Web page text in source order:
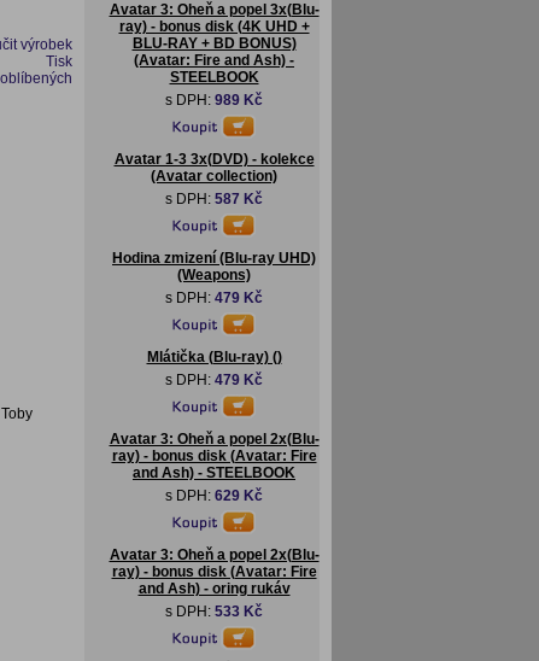
výrobek
Tisk
Avatar 3: Oheň a popel 3x(Blu-
ray) - bonus disk (4K UHD +
BLU-RAY + BD BONUS)
(Avatar: Fire and Ash) -
STEELBOOK
s DPH: 989 Kč
Avatar 1-3 3x(DVD) - kolekce
(Avatar collection)
s DPH: 587 Kč
Hodina zmizení (Blu-ray UHD)
(Weapons)
s DPH: 479 Kč
Mlátička (Blu-ray) ()
s DPH: 479 Kč
Avatar 3: Oheň a popel 2x(Blu-
ray) - bonus disk (Avatar: Fire
and Ash) - STEELBOOK
s DPH: 629 Kč
Avatar 3: Oheň a popel 2x(Blu-
ray) - bonus disk (Avatar: Fire
and Ash) - oring rukáv
s DPH: 533 Kč